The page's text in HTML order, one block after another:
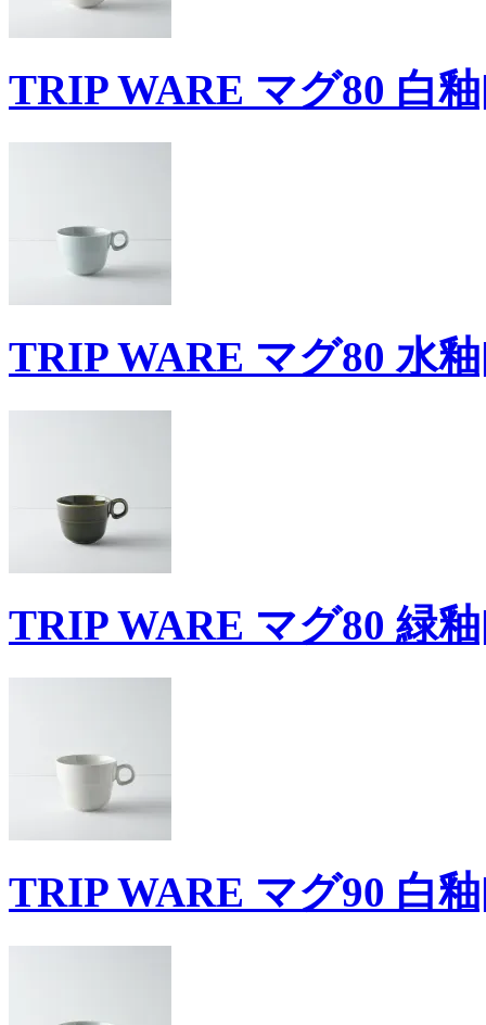
TRIP WARE マグ80 白
TRIP WARE マグ80 水
TRIP WARE マグ80 緑
TRIP WARE マグ90 白